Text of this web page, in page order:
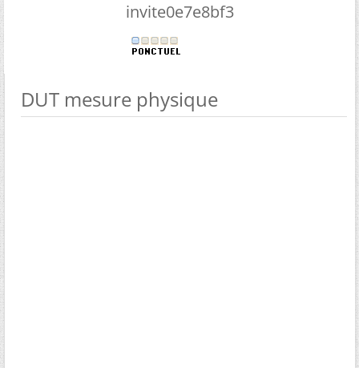
invite0e7e8bf3
DUT mesure physique